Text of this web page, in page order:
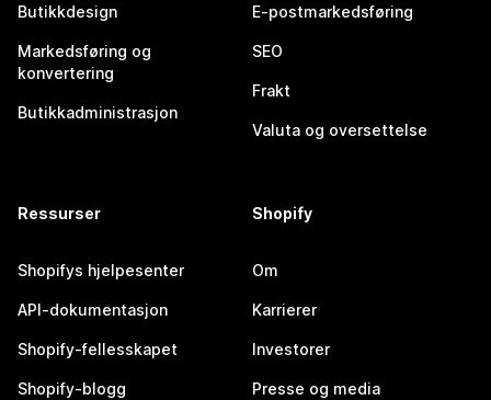
Butikkdesign
Markedsføring og
konvertering
Butikkadministrasjon
E-postmarkedsføring
SEO
Frakt
Valuta og oversettelse
Ressurser
Shopifys hjelpesenter
API-dokumentasjon
Shopify-fellesskapet
Shopify-blogg
Shopify
Om
Karrierer
Investorer
Presse og media